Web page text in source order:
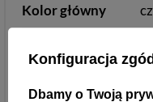
Kolor główny
Konfiguracja
Dbamy o Twoją